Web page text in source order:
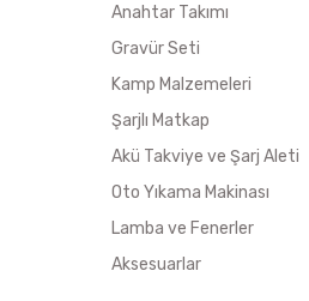
Anahtar Takımı
Gravür Seti
Kamp Malzemeleri
Şarjlı Matkap
Akü Takviye ve Şarj Aleti
Oto Yıkama Makinası
Lamba ve Fenerler
Aksesuarlar